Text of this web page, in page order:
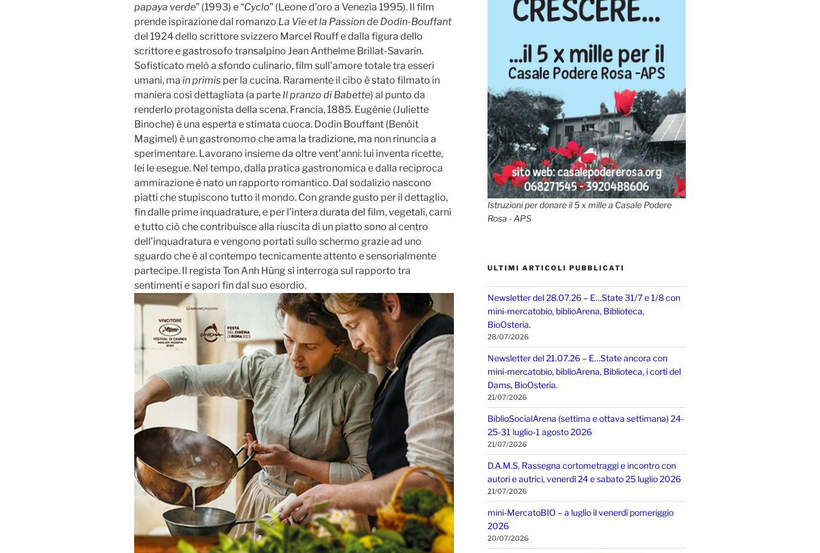
papaya verde” (1993) e “Cyclo” (Leone d’oro a Venezia 1995). Il film
prende ispirazione dal romanzo La Vie et la Passion de Dodin-Bouffant
del 1924 dello scrittore svizzero Marcel Rouff e dalla figura dello
scrittore e gastrosofo transalpino Jean Anthelme Brillat-Savarin.
Sofisticato melò a sfondo culinario, film sull’amore totale tra esseri
umani, ma in primis per la cucina. Raramente il cibo è stato filmato in
maniera così dettagliata (a parte Il pranzo di Babette) al punto da
renderlo protagonista della scena. Francia, 1885. Eugénie (Juliette
Binoche) è una esperta e stimata cuoca. Dodin Bouffant (Benôit
Magimel) è un gastronomo che ama la tradizione, ma non rinuncia a
sperimentare. Lavorano insieme da oltre vent’anni: lui inventa ricette,
lei le esegue. Nel tempo, dalla pratica gastronomica e dalla reciproca
ammirazione è nato un rapporto romantico. Dal sodalizio nascono
piatti che stupiscono tutto il mondo. Con grande gusto per il dettaglio,
fin dalle prime inquadrature, e per l’intera durata del film, vegetali, carni
e tutto ciò che contribuisce alla riuscita di un piatto sono al centro
dell’inquadratura e vengono portati sullo schermo grazie ad uno
sguardo che è al contempo tecnicamente attento e sensorialmente
partecipe. Il regista Ton Anh Hùng si interroga sul rapporto tra
sentimenti e sapori fin dal suo esordio.
Istruzioni per donare il 5 x mille a Casale Podere
Rosa - APS
ULTIMI ARTICOLI PUBBLICATI
Newsletter del 28.07.26 – E…State 31/7 e 1/8 con
mini-mercatobio, biblioArena, Biblioteca,
BioOsteria.
28/07/2026
Newsletter del 21.07.26 – E…State ancora con
mini-mercatobio, biblioArena, Biblioteca, i corti del
Dams, BioOsteria.
21/07/2026
BiblioSocialArena (settima e ottava settimana) 24-
25-31 luglio-1 agosto 2026
21/07/2026
D.A.M.S. Rassegna cortometraggi e incontro con
autori e autrici, venerdì 24 e sabato 25 luglio 2026
21/07/2026
mini-MercatoBIO – a luglio il venerdì pomeriggio
2026
20/07/2026